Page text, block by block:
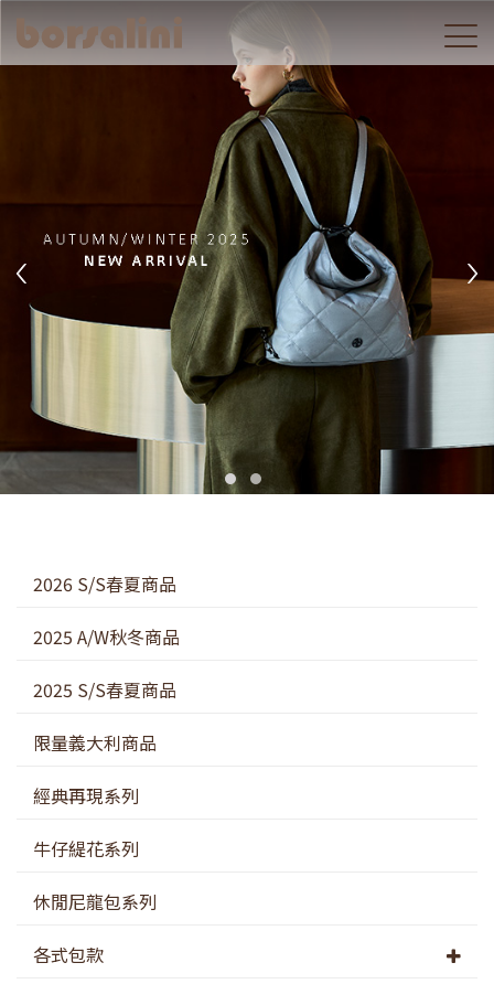
2026 S/S春夏商品
2025 A/W秋冬商品
2025 S/S春夏商品
限量義大利商品
經典再現系列
牛仔緹花系列
休閒尼龍包系列
各式包款